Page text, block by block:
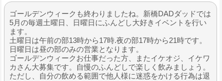
ゴールデンウィークも終わりましたね。新橋DADダッドでは
5月の毎週土曜日、日曜日にふんどし大好きイベントを行い
ます。
土曜日は午前の部13時から17時.夜の部17時から21時です。
日曜日は昼の部のみの営業となります。
ゴールデンウィークお仕事だった方、またイケオジ、イケワ
カさん大募集です。自慢のふんどしで楽しく飲みましょう。
ただし、自分の飲める範囲で他人様に迷惑をかける行為は退